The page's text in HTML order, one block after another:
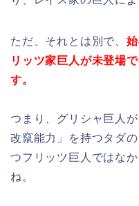
ただ、それとは別で、
リッツ家巨人が未登場
す。
つまり、グリシャ巨人
改竄能力」を持つタダ
つフリッツ巨人ではな
ね。